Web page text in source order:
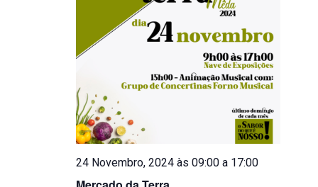
24 Novembro, 2024 às 09:00 a 17:00